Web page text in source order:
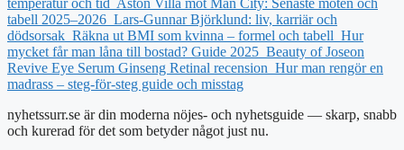
temperatur och tid Aston Villa mot Man City: Senaste möten och
tabell 2025–2026 Lars-Gunnar Björklund: liv, karriär och
dödsorsak Räkna ut BMI som kvinna – formel och tabell Hur
mycket får man låna till bostad? Guide 2025 Beauty of Joseon
Revive Eye Serum Ginseng Retinal recension Hur man rengör en
madrass – steg-för-steg guide och misstag
nyhetssurr.se är din moderna nöjes- och nyhetsguide — skarp, snabb
och kurerad för det som betyder något just nu.